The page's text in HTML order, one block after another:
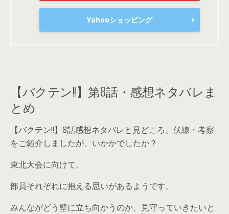
Yahooショッピング
【バクテン!!】第8話・感想ネタバレま
とめ
【バクテン!!】8話感想ネタバレと見どころ、伏線・考察
をご紹介しましたが、いかかでしたか？
東北大会に向けて、
部員それぞれに抱える思いがあるようです。
みんながどう壁に立ち向かうのか、見守っていきたいと